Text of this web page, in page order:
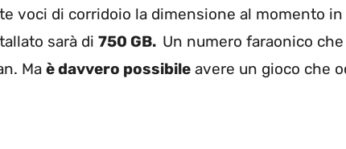
voci di corridoio la dimensione al momento
sarà di 750 GB. Un numero faraonico
Ma è davvero possibile avere un gioco che